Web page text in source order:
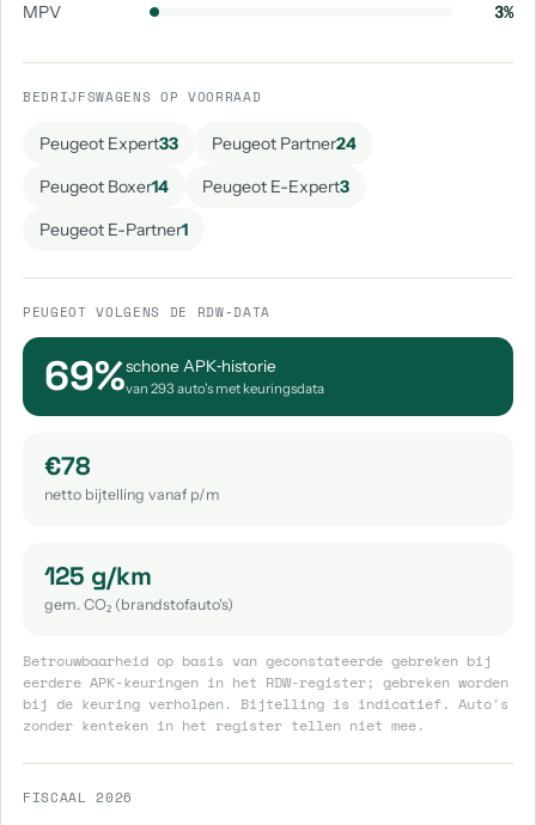
MPV
3%
BEDRIJFSWAGENS OP VOORRAAD
Peugeot Expert33 Peugeot Partner24
Peugeot Boxer14 Peugeot E-Expert3
Peugeot E-Partner1
PEUGEOT VOLGENS DE RDW-DATA
69%schone APK‑historie
van 293 auto's met keuringsdata
€78
netto bijtelling vanaf p/m
125 g/km
gem. CO₂ (brandstofauto's)
Betrouwbaarheid op basis van geconstateerde gebreken bij
eerdere APK-keuringen in het RDW-register; gebreken worden
bij de keuring verholpen. Bijtelling is indicatief. Auto's
zonder kenteken in het register tellen niet mee.
FISCAAL 2026